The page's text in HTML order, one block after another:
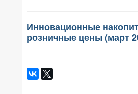
Инновационные
розничные цены (март